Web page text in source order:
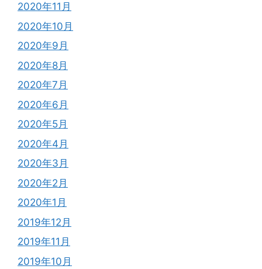
2020年11月
2020年10月
2020年9月
2020年8月
2020年7月
2020年6月
2020年5月
2020年4月
2020年3月
2020年2月
2020年1月
2019年12月
2019年11月
2019年10月